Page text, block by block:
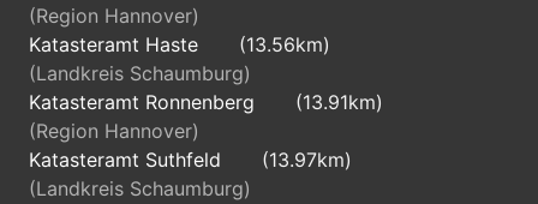
(Region Hannover)
Katasteramt Haste
(13.56km)
(Landkreis Schaumburg)
Katasteramt Ronnenberg
(13.91km)
(Region Hannover)
Katasteramt Suthfeld
(13.97km)
(Landkreis Schaumburg)